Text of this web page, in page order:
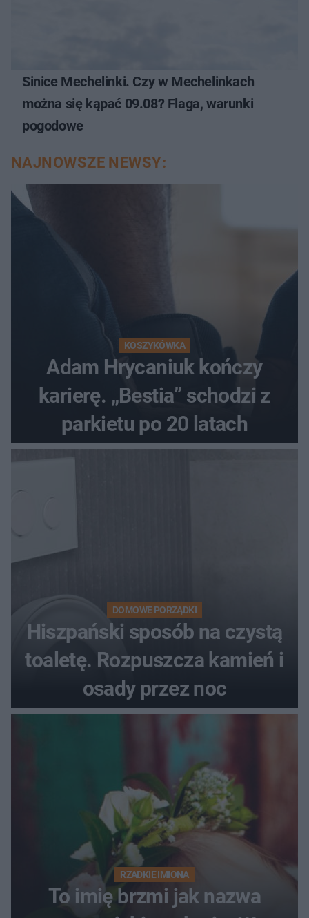
Sinice Mechelinki. Czy w Mechelinkach
można się kąpać 09.08? Flaga, warunki
pogodowe
NAJNOWSZE NEWSY:
KOSZYKÓWKA
Adam Hrycaniuk kończy
karierę. „Bestia” schodzi z
parkietu po 20 latach
DOMOWE PORZĄDKI
Hiszpański sposób na czystą
toaletę. Rozpuszcza kamień i
osady przez noc
RZADKIE IMIONA
To imię brzmi jak nazwa